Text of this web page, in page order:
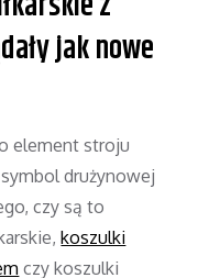
jak nowe
element stroju
drużynowej
czy są to
koszulki
czy koszulki